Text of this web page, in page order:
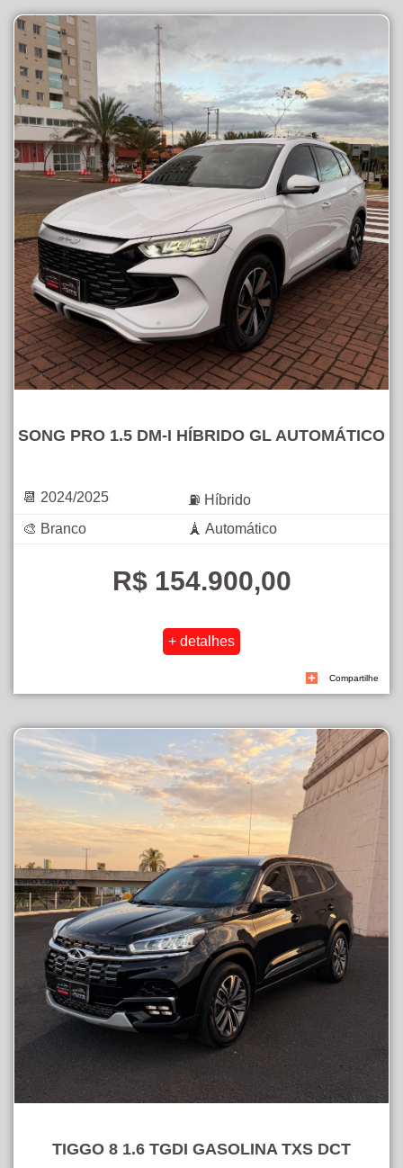
SONG PRO 1.5 DM-I HÍBRIDO GL AUTOMÁTICO
📆 2024/2025
⛽ Híbrido
🎨 Branco
🗼 Automático
R$ 154.900,00
Compartilhe
TIGGO 8 1.6 TGDI GASOLINA TXS DCT